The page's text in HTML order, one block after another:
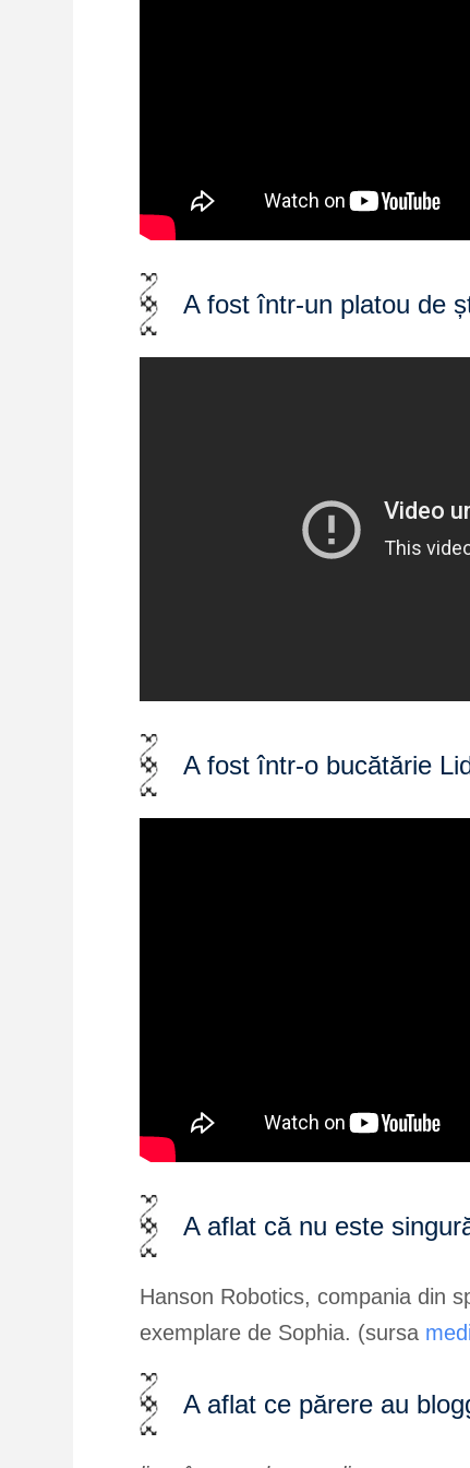
A fost într-un platou de
A fost într-o bucătărie
A aflat că nu este
Hanson Robotics, compania din
exemplare de Sophia. (sursa
A aflat ce părere au